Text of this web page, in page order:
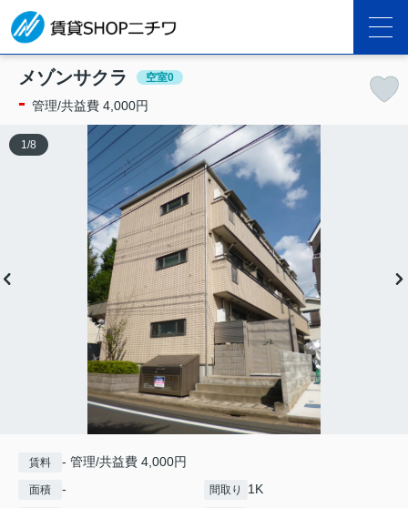
メゾンサクラ 空室0
- 管理/共益費 4,000円
1 /8
賃料 - 管理/共益費 4,000円
面積 - 間取り 1K